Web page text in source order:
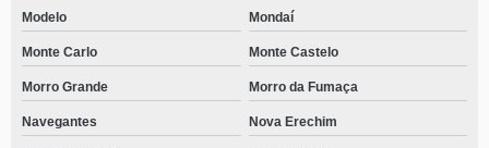
Modelo Mondaí
Monte Carlo Monte Castelo
Morro Grande Morro da Fumaça
Navegantes Nova Erechim